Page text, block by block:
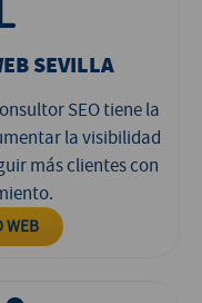
SEVILLA
SEO tiene la
la visibilidad
más clientes con
WEB